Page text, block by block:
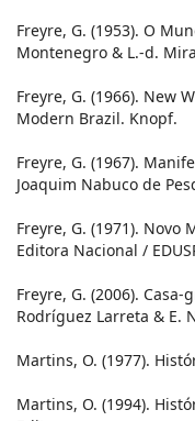
Freyre, G. (1953). O
Montenegro & L.-d.
Freyre, G. (1966). New
Modern Brazil. Knopf.
Freyre, G. (1967).
Joaquim Nabuco de
Freyre, G. (1971). Novo
Editora Nacional /
Freyre, G. (2006).
Rodríguez Larreta & E.
Martins, O. (1977).
Martins, O. (1994).